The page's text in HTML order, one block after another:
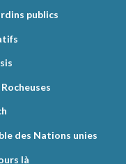
publics
des Nations unies
là